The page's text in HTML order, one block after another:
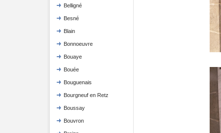
Belligné
Besné
Blain
Bonnoeuvre
Bouaye
Bouée
Bouguenais
Bourgneuf en Retz
Boussay
Bouvron